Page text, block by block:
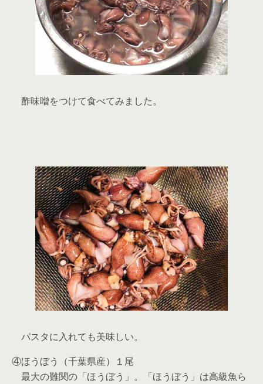
酢味噌をつけて食べてみました。
パスタに入れても美味しい。
④ほうぼう（千葉県産）１尾
最大の難関の「ほうぼう」。「ほうぼう」は高級魚ら